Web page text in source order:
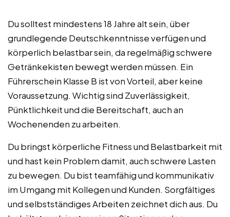
Du solltest mindestens 18 Jahre alt sein, über
grundlegende Deutschkenntnisse verfügen und
körperlich belastbar sein, da regelmäßig schwere
Getränkekisten bewegt werden müssen. Ein
Führerschein Klasse B ist von Vorteil, aber keine
Voraussetzung. Wichtig sind Zuverlässigkeit,
Pünktlichkeit und die Bereitschaft, auch an
Wochenenden zu arbeiten.
Du bringst körperliche Fitness und Belastbarkeit mit
und hast kein Problem damit, auch schwere Lasten
zu bewegen. Du bist teamfähig und kommunikativ
im Umgang mit Kollegen und Kunden. Sorgfältiges
und selbstständiges Arbeiten zeichnet dich aus. Du